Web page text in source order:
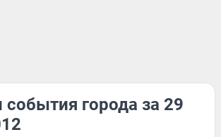
события города за 29